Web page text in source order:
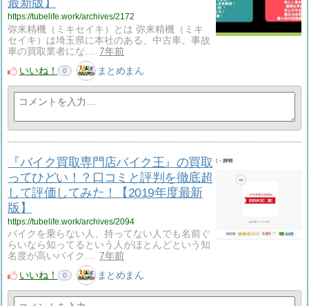
最新版】
https://tubelife.work/archives/2172
弥来精機（ミキセイキ）とは 弥来精機（ミキ
セイキ）は埼玉県に本社のある、中古車、事故
車の買取業者にな…
7年前
いいね！
0 まとめまん
『バイク買取専門店バイク王』の買取
ってひどい！？口コミと評判を徹底超
して評価してみた！【2019年度最新
版】
https://tubelife.work/archives/2094
バイクを乗らない人、持ってない人でも名前ぐ
らいなら知ってるという人がほとんどという知
名度が高いバイク…
7年前
いいね！
0 まとめまん